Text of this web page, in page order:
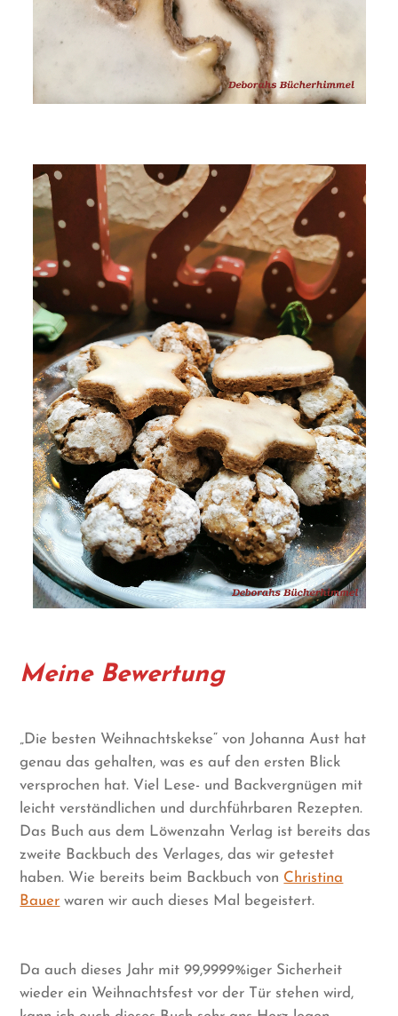
Meine Bewertung
„Die besten Weihnachtskekse“ von Johanna Aust hat
genau das gehalten, was es auf den ersten Blick
versprochen hat. Viel Lese- und Backvergnügen mit
leicht verständlichen und durchführbaren Rezepten.
Das Buch aus dem Löwenzahn Verlag ist bereits das
zweite Backbuch des Verlages, das wir getestet
haben. Wie bereits beim Backbuch von Christina
Bauer waren wir auch dieses Mal begeistert.
Da auch dieses Jahr mit 99,9999%iger Sicherheit
wieder ein Weihnachtsfest vor der Tür stehen wird,